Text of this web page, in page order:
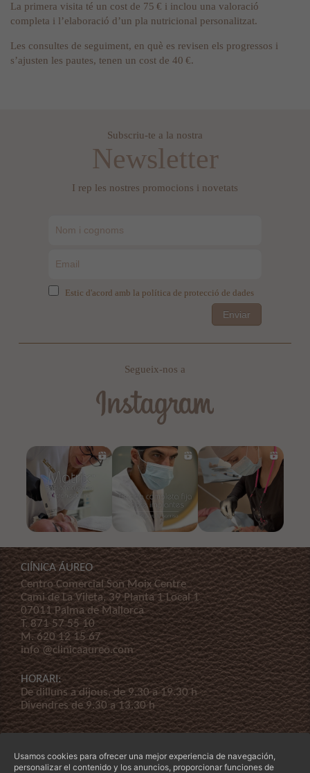
La primera visita té un cost de 75 € i inclou una valoració
completa i l’elaboració d’un pla nutricional personalitzat.
Les consultes de seguiment, en què es revisen els progressos i
s’ajusten les pautes, tenen un cost de 40 €.
Subscriu-te a la nostra
Newsletter
I rep les nostres promocions i novetats
Estic d'acord amb la política de protecció de dades
Enviar
Segueix-nos a
ClÍNICA ÁUREO
Centro Comercial Son Moix Centre
Cami de La Vileta, 39 Planta 1 Local 1
07011 Palma de Mallorca
T.871 57 55 10
M.620 12 15 67
info @clinicaaureo.com
HORARI:
De dilluns a dijous, de 9.30 a 19.30 h
Divendres de 9.30 a 13.30 h
Usamos cookies para ofrecer una mejor experiencia de navegación,
personalizar el contenido y los anuncios, proporcionar funciones de